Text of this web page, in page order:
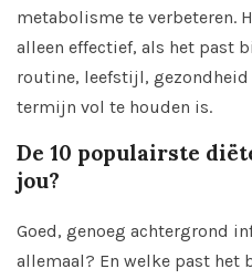
metabolisme te verbeteren.
alleen effectief, als het past
routine, leefstijl, gezondheid
termijn vol te houden is.
De 10 populairste
jou?
Goed, genoeg achtergrond
allemaal? En welke past het